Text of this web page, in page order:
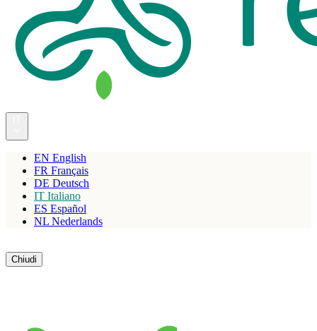
EN English
FR Français
DE Deutsch
IT Italiano
ES Español
NL Nederlands
Chiudi